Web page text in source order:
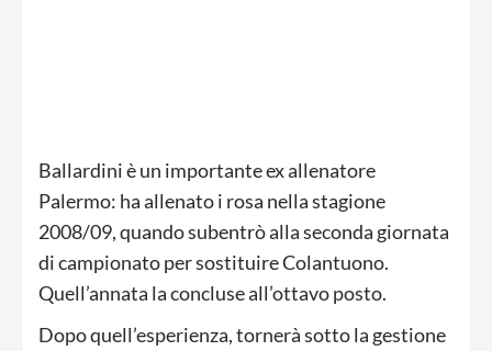
Ballardini è un importante ex allenatore
Palermo: ha allenato i rosa nella stagione
2008/09, quando subentrò alla seconda giornata
di campionato per sostituire Colantuono.
Quell’annata la concluse all’ottavo posto.
Dopo quell’esperienza, tornerà sotto la gestione